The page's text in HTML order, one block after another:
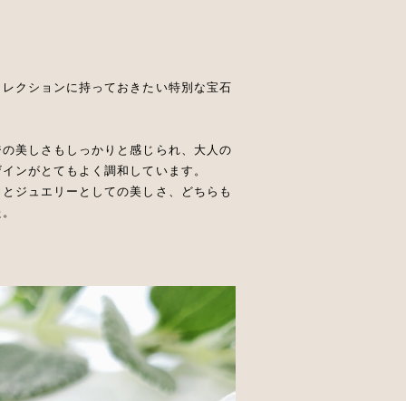
クションに持っておきたい特別な宝石
美しさもしっかりと感じられ、大人の
ンがとてもよく調和しています。
ジュエリーとしての美しさ、どちらも